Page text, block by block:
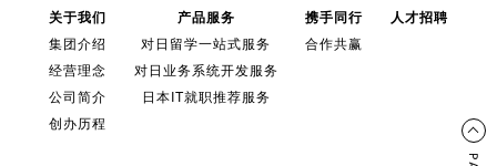
关于我们
集团介绍
经营理念
公司简介
创办历程
产品服务
对日留学一站式服务
对日业务系统开发服务
日本IT就职推荐服务
携手同行
合作共赢
人才招聘